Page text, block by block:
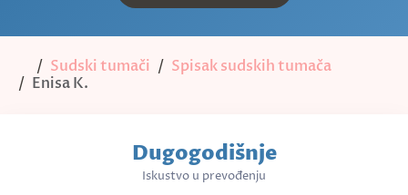
Sudski tumači
Spisak sudskih tumača
Enisa K.
Dugogodišnje
Iskustvo u prevođenju